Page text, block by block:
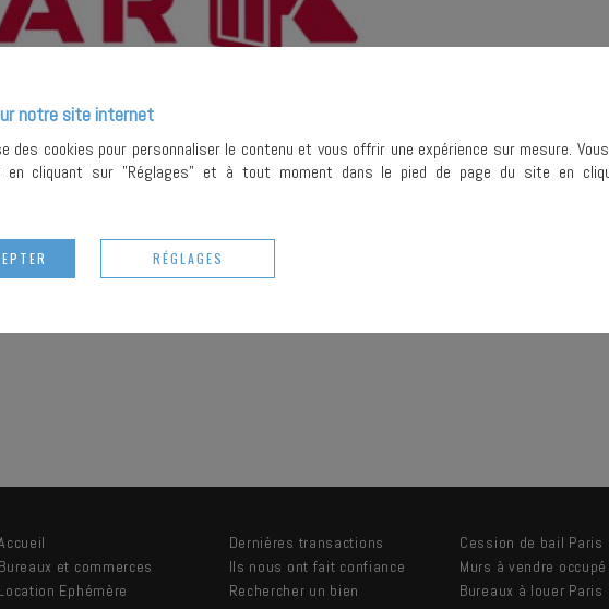
Bureaux et commerces
Location Ephémère
Dernières transactions
Ils nous ont fait confiance
Rechercher un bien
Cession de bail Paris
Murs à vendre
Bureaux à louer Paris
notre site internet
des cookies pour personnaliser le contenu et vous offrir une expérience sur mesure.
en cliquant sur "Réglages" et à tout moment dans le pied de page du site en
RÉGLAGES